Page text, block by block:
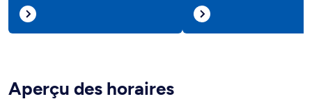
Aperçu des horaires